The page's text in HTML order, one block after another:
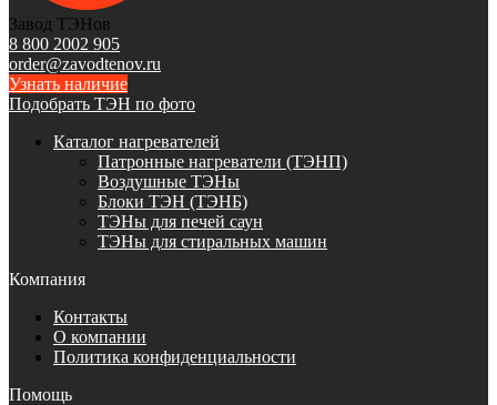
Завод ТЭНов
8 800 2002 905
order@zavodtenov.ru
Узнать наличие
Подобрать ТЭН по фото
Каталог нагревателей
Патронные нагреватели (ТЭНП)
Воздушные ТЭНы
Блоки ТЭН (ТЭНБ)
ТЭНы для печей саун
ТЭНы для стиральных машин
Компания
Контакты
О компании
Политика конфиденциальности
Помощь